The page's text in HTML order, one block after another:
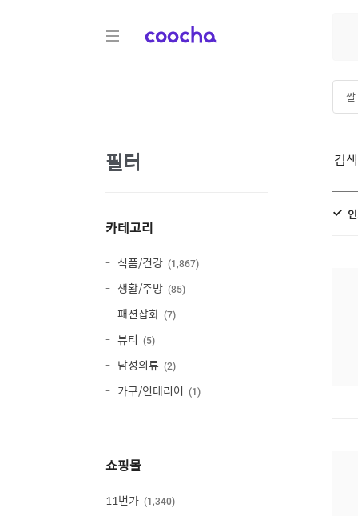
COOCHA
필터
카테고리
식품/건강 1,867
생활/주방 85
패션잡화 7
뷰티 5
남성의류 2
가구/인테리어 1
쇼핑몰
11번가 1,340
검